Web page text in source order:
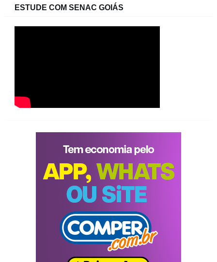
ESTUDE COM SENAC GOIÁS